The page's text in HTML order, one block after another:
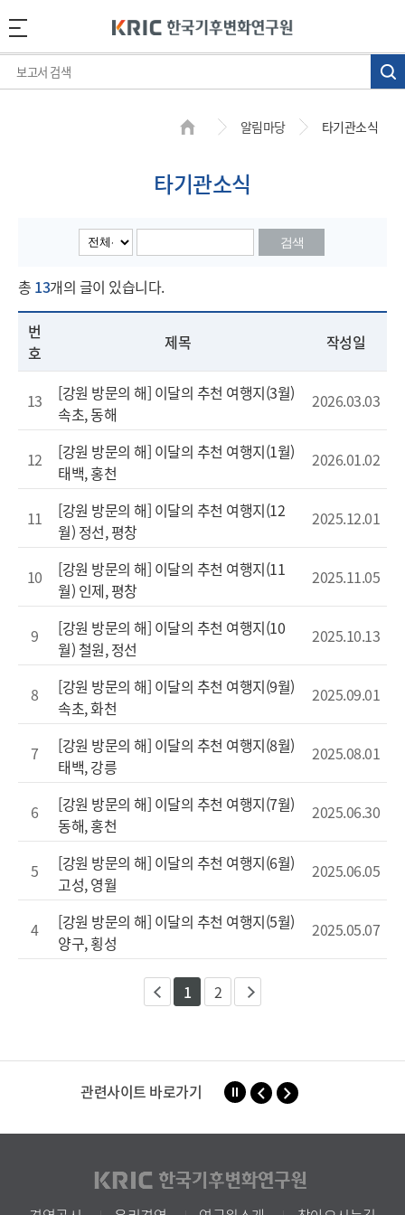
알림마당 타기관소식
타기관소식
검색
총 13개의 글이 있습니다.
번
호
제목 작성일
13
[강원 방문의 해] 이달의 추천 여행지(3월)
속초, 동해
2026.03.03
12
[강원 방문의 해] 이달의 추천 여행지(1월)
태백, 홍천
2026.01.02
11
[강원 방문의 해] 이달의 추천 여행지(12
월) 정선, 평창
2025.12.01
10
[강원 방문의 해] 이달의 추천 여행지(11
월) 인제, 평창
2025.11.05
9
[강원 방문의 해] 이달의 추천 여행지(10
월) 철원, 정선
2025.10.13
8
[강원 방문의 해] 이달의 추천 여행지(9월)
속초, 화천
2025.09.01
7
[강원 방문의 해] 이달의 추천 여행지(8월)
태백, 강릉
2025.08.01
6
[강원 방문의 해] 이달의 추천 여행지(7월)
동해, 홍천
2025.06.30
5
[강원 방문의 해] 이달의 추천 여행지(6월)
고성, 영월
2025.06.05
4
[강원 방문의 해] 이달의 추천 여행지(5월)
양구, 횡성
2025.05.07
1
2
관련사이트 바로가기